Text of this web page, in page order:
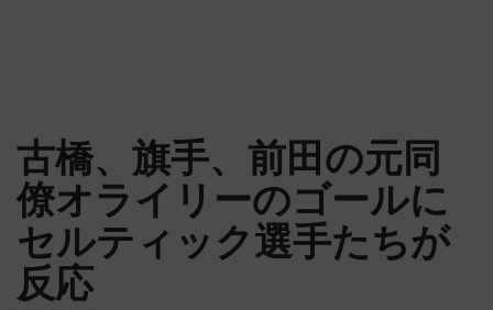
古橋、旗手、前田の元同
僚オライリーのゴールに
セルティック選手たちが
反応